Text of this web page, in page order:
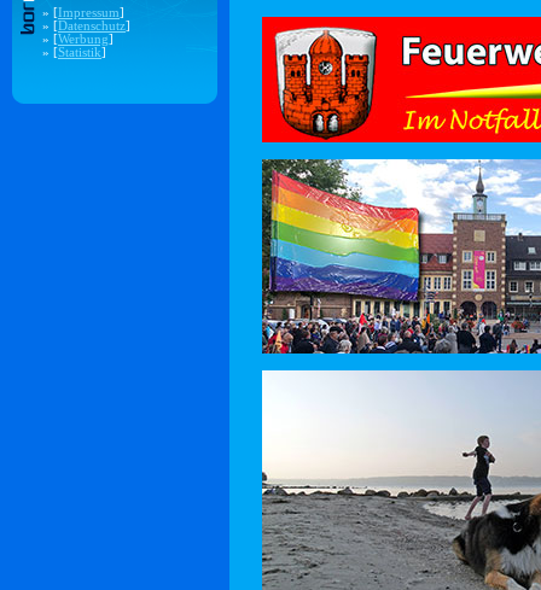
» [Impressum]
» [Datenschutz]
» [Werbung]
» [Statistik]